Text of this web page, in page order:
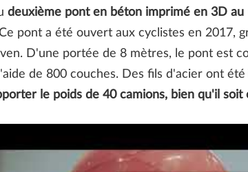
deuxième pont en béton imprimé en 3D au
pont a été ouvert aux cyclistes en 2017,
D'une portée de 8 mètres, le pont est
de 800 couches. Des fils d'acier ont
le poids de 40 camions, bien qu'il soit